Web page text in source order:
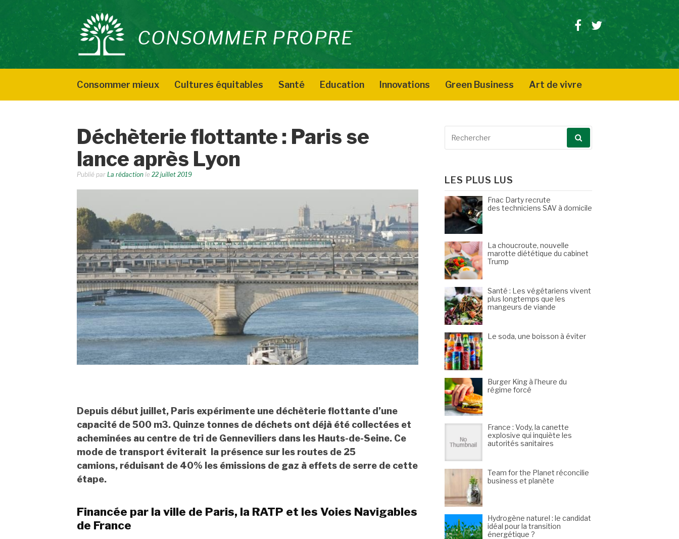
contenu
CONSOMMER PROPRE
Facebook
Twitter
Consommer mieux Cultures équitables Santé Education Innovations Green Business Art de vivre
Déchèterie flottante : Paris se
lance après Lyon
Publié par La rédaction le 22 juillet 2019
Depuis début juillet, Paris expérimente une déchèterie flottante d’une
capacité de 500 m3. Quinze tonnes de déchets ont déjà été collectées et
acheminées au centre de tri de Genneviliers dans les Hauts-de-Seine. Ce
mode de transport éviterait la présence sur les routes de 25
camions, réduisant de 40% les émissions de gaz à effets de serre de cette
étape.
Financée par la ville de Paris, la RATP et les Voies Navigables
de France
LES PLUS LUS
Fnac Darty recrute
des techniciens SAV à domicile
La choucroute, nouvelle
marotte diététique du cabinet
Trump
Santé : Les végétariens vivent
plus longtemps que les
mangeurs de viande
Le soda, une boisson à éviter
Burger King à l’heure du
régime forcé
France : Vody, la canette
explosive qui inquiète les
autorités sanitaires
Team for the Planet réconcilie
business et planète
Hydrogène naturel : le candidat
idéal pour la transition
énergétique ?